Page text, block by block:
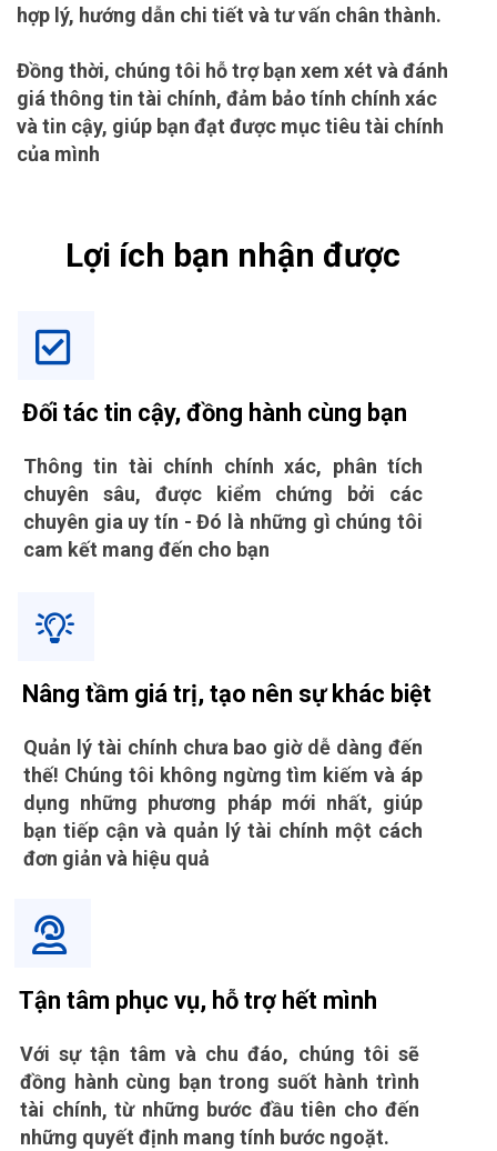
hợp lý, hướng dẫn chi tiết và tư vấn chân thành.
Đồng thời, chúng tôi hỗ trợ bạn xem xét và đánh
giá thông tin tài chính, đảm bảo tính chính xác
và tin cậy, giúp bạn đạt được mục tiêu tài chính
của mình
Lợi ích bạn nhận được
Đối tác tin cậy, đồng hành cùng bạn
Thông tin tài chính chính xác, phân tích
chuyên sâu, được kiểm chứng bởi các
chuyên gia uy tín - Đó là những gì chúng tôi
cam kết mang đến cho bạn
Nâng tầm giá trị, tạo nên sự khác biệt
Quản lý tài chính chưa bao giờ dễ dàng đến
thế! Chúng tôi không ngừng tìm kiếm và áp
dụng những phương pháp mới nhất, giúp
bạn tiếp cận và quản lý tài chính một cách
đơn giản và hiệu quả
Tận tâm phục vụ, hỗ trợ hết mình
Với sự tận tâm và chu đáo, chúng tôi sẽ
đồng hành cùng bạn trong suốt hành trình
tài chính, từ những bước đầu tiên cho đến
những quyết định mang tính bước ngoặt.